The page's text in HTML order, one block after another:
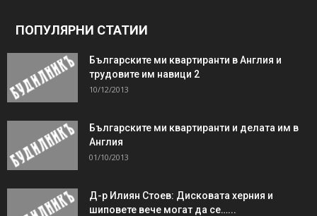
ПОПУЛЯРНИ СТАТИИ
Българските ми квартиранти в Англия и
трудовите им навици 2
10/12/2013
Българските ми квартиранти и делата им в
Англия
01/10/2013
Д-р Илиян Стоев: Дисковата херния и
шиповете вече могат да се…...